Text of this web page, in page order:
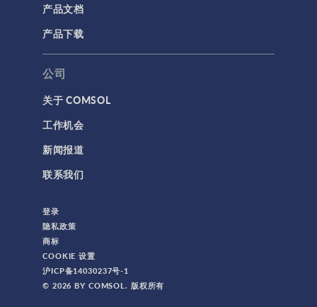
产品文档
产品下载
公司
关于 COMSOL
工作机会
新闻报道
联系我们
登录
隐私政策
商标
COOKIE 设置
沪ICP备14030237号-1
© 2026 BY COMSOL. 版权所有